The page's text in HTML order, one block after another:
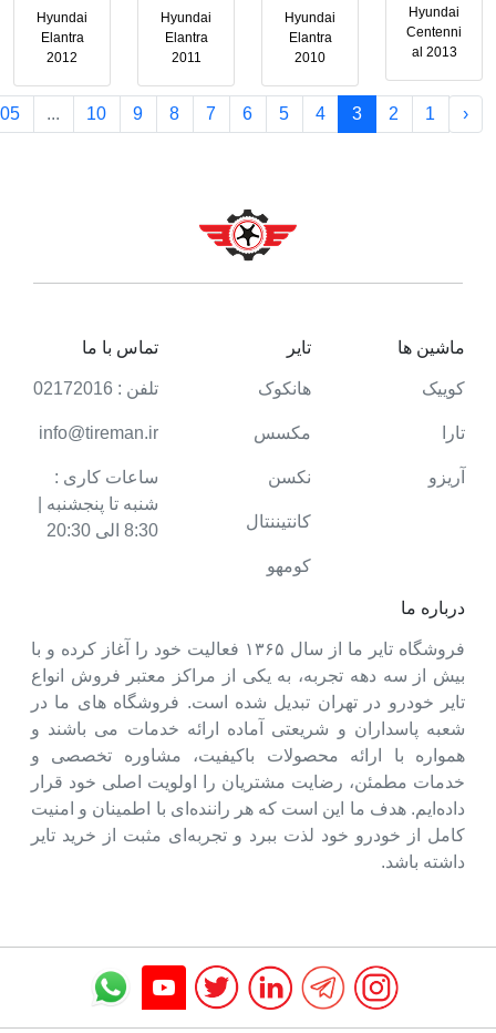
Hyundai
Centenni
al 2013
Hyundai
Elantra
2010
Hyundai
Elantra
2011
Hyundai
Elantra
2012
‹
1
2
3
4
5
6
7
8
9
10
...
درباره ما
فروشگاه تایر ما از سال ۱۳۶۵ فعالیت خود را آغاز کرده و با
بیش از سه دهه تجربه، به یکی از مراکز معتبر فروش انواع
تایر خودرو در تهران تبدیل شده است. فروشگاه های ما در
شعبه پاسداران و شریعتی آماده ارائه خدمات می باشند و
همواره با ارائه محصولات باکیفیت، مشاوره تخصصی و
خدمات مطمئن، رضایت مشتریان را اولویت اصلی خود قرار
داده‌ایم. هدف ما این است که هر راننده‌ای با اطمینان و امنیت
کامل از خودرو خود لذت ببرد و تجربه‌ای مثبت از خرید تایر
داشته باشد.
ماشین ها
کوییک
تارا
آریزو
تایر
هانکوک
مکسس
نکسن
کانتیننتال
کومهو
تماس با ما
تلفن : 02172016
info@tireman.ir
ساعات کاری :
شنبه تا پنجشنبه |
8:30 الی 20:30